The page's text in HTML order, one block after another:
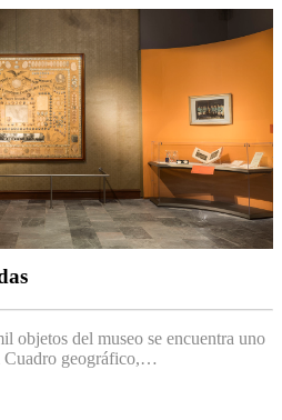
objetos del museo se encuentra uno
Cuadro geográfico,…